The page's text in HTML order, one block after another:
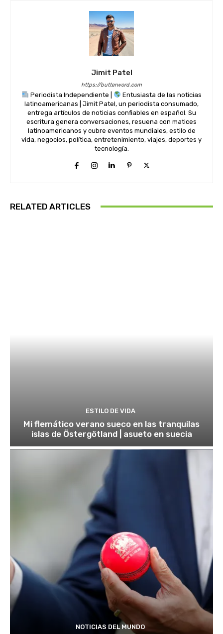
Jimit Patel
https://butterword.com
Periodista Independiente |
Entusiasta de las noticias
latinoamericanas | Jimit Patel, un periodista consumado,
entrega artículos de noticias confiables en español. Su
escritura genera conversaciones, resuena con matices
latinoamericanos y cubre eventos mundiales, estilo de
vida, negocios, política, entretenimiento, viajes, deportes y
tecnología.
RELATED ARTICLES
ESTILO DE VIDA
Mi flemático verano sueco en las tranquilas
islas de Östergötland | asueto en suecia
NOTICIAS DEL MUNDO